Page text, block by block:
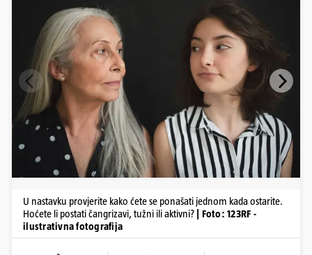
U nastavku provjerite kako ćete se ponašati jednom kada ostarite.
Hoćete li postati čangrizavi, tužni ili aktivni?
| Foto: 123RF -
ilustrativna fotografija